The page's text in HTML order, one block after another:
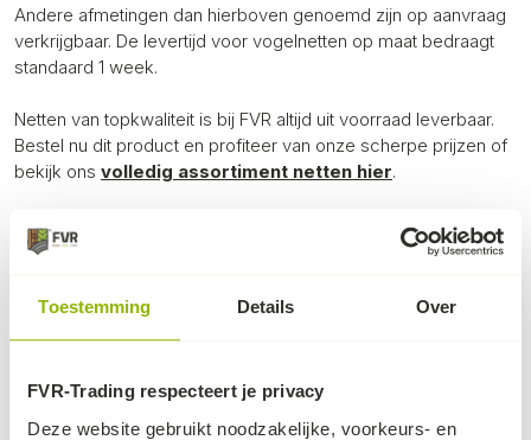
Toestemming Details Over
FVR-Trading respecteert je privacy
Deze website gebruikt noodzakelijke, voorkeurs- en
Andere afmetingen dan hierboven genoemd zijn op aanvraag
verkrijgbaar. De levertijd voor vogelnetten op maat bedraagt
standaard 1 week.
Netten van topkwaliteit is bij FVR altijd uit voorraad leverbaar.
Bestel nu dit product en profiteer van onze scherpe prijzen of
bekijk ons volledig assortiment netten hier.
Specificaties
Lengte:
Gewicht:
30 gr/m²
Maaswijdte: 22x22mm
Materiaal:
PE